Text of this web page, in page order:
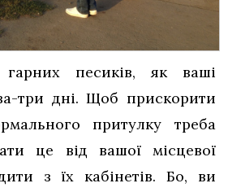
песиків, як ваші
три дні. Щоб прискорити
притулку треба
це від вашої місцевої
з їх кабінетів. Бо, ви